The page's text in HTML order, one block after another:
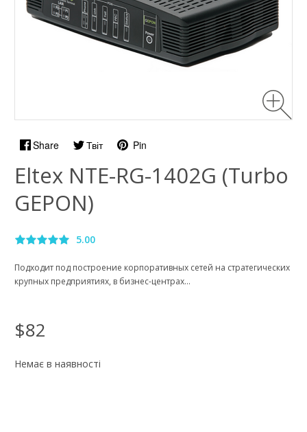
Share Твіт Pin
Eltex NTE-RG-1402G (Turbo
GEPON)
5.00
Подходит под построение корпоративных сетей на стратегических
крупных предприятиях, в бизнес-центрах...
$82
Немає в наявності